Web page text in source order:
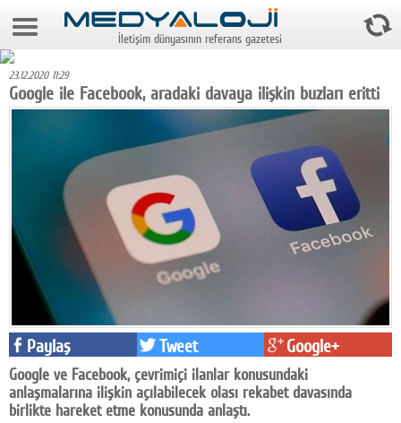
7 Ağustos 2026 19:48:08
Foto Galeri
Gazeteler
Reyting-tiraj
Teknoloji
Televizyon
Dünya
Pr
İletişim dünyasının referans gazetesi
23.12.2020 11:29
Google ile Facebook, aradaki davaya ilişkin buzları eritti
Paylaş Tweet Google+
Google ve Facebook, çevrimiçi ilanlar konusundaki
anlaşmalarına ilişkin açılabilecek olası rekabet davasında
birlikte hareket etme konusunda anlaştı.